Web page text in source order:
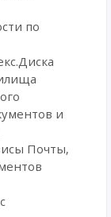
по
и
Почты,